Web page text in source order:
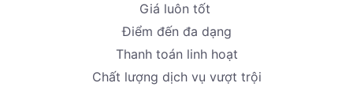
Giá luôn tốt
Điểm đến đa dạng
Thanh toán linh hoạt
Chất lượng dịch vụ vượt trội